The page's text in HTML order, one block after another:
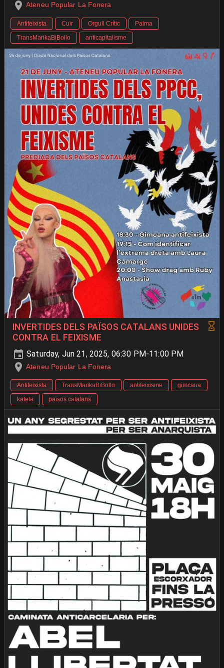
Ateneu Popular La Fonera
Antifeixista Cuir Orgull Crític
Palma
TransMarikaBiBollo
anticapitalisme
INVERTIDES DELS PAÏSOS CATALANS UNIDES
CONTRA EL FEIXISME
Saturday, Jun 21, 2025, 06:30 PM-11:00 PM
Ateneu Popular La Fonera
Antifeixista TransMarikaBiBollo antifeixisme
gimcana
kafeta
països catalans